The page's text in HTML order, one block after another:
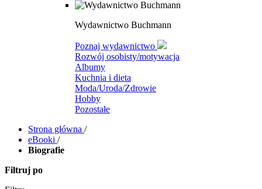
Wydawnictwo Buchmann
Poznaj wydawnictwo
Rozwój osobisty/motywacja
Albumy
Kuchnia i dieta
Moda/Uroda/Zdrowie
Hobby
Pozostałe
Strona główna /
eBooki /
Biografie
Filtruj po